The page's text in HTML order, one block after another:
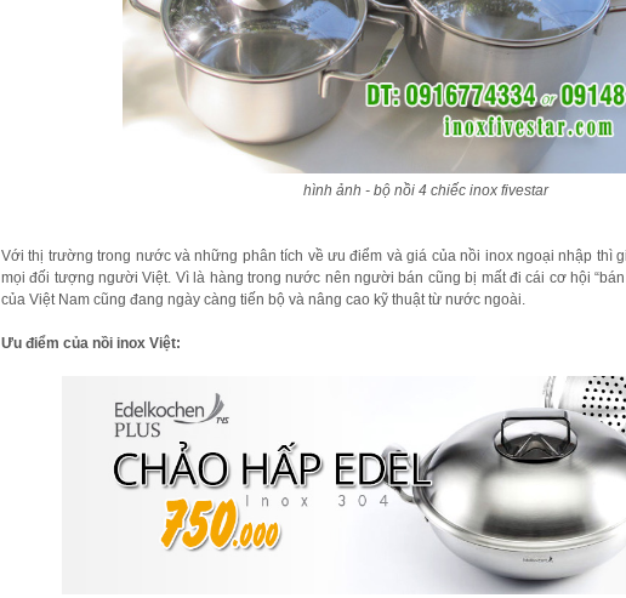
hình ảnh - bộ nồi 4 chiếc inox fivestar
Với thị trường trong nước và những phân tích về ưu điểm và giá của nồi inox ngoại nhập thì
mọi đối tượng người Việt. Vì là hàng trong nước nên người bán cũng bị mất đi cái cơ hội
của Việt Nam cũng đang ngày càng tiến bộ và nâng cao kỹ thuật từ nước ngoài.
Ưu điểm của nồi inox Việt: